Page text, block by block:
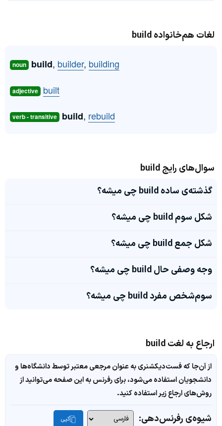
لغات هم‌خانواده build
noun build, builder, building
adjective built
verb - transitive build, rebuild
سوال‌های رایج build
گذشته‌ی ساده build چی میشه؟
شکل سوم build چی میشه؟
شکل جمع build چی میشه؟
وجه وصفی حال build چی میشه؟
سوم‌شخص مفرد build چی میشه؟
ارجاع به لغت build
از آن‌جا که فست‌دیکشنری به عنوان مرجعی معتبر توسط دانشگاه‌ها و
دانشجویان استفاده می‌شود، برای رفرنس به این صفحه می‌توانید از
روش‌های ارجاع زیر استفاده کنید.
شیوه‌ی رفرنس‌دهی: کپی